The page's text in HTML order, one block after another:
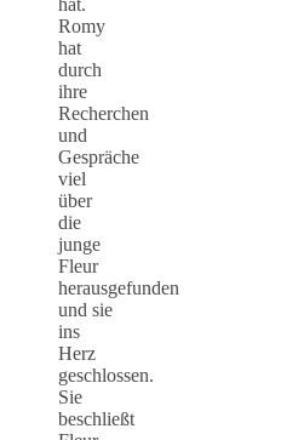
Romy
hat
durch
ihre
Recherchen
und
Gespräche
viel
über
die
junge
Fleur
herausgefunden
und sie
ins
Herz
geschlossen.
Sie
beschließt